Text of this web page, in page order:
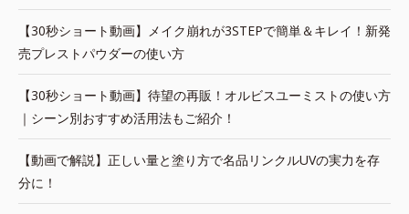
【30秒ショート動画】メイク崩れが3STEPで簡単＆キレイ！新発
売プレストパウダーの使い方
【30秒ショート動画】待望の再販！オルビスユーミストの使い方
｜シーン別おすすめ活用法もご紹介！
【動画で解説】正しい量と塗り方で名品リンクルUVの実力を存
分に！